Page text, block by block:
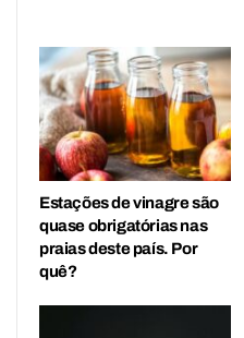
Estações de vinagre são
quase obrigatórias nas
praias deste país. Por
quê?